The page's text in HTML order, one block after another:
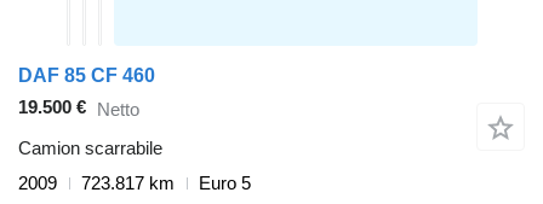
DAF 85 CF 460
19.500 € Netto
Camion scarrabile
2009
723.817 km
Euro 5